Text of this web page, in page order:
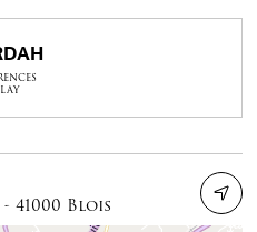
41000 Blois